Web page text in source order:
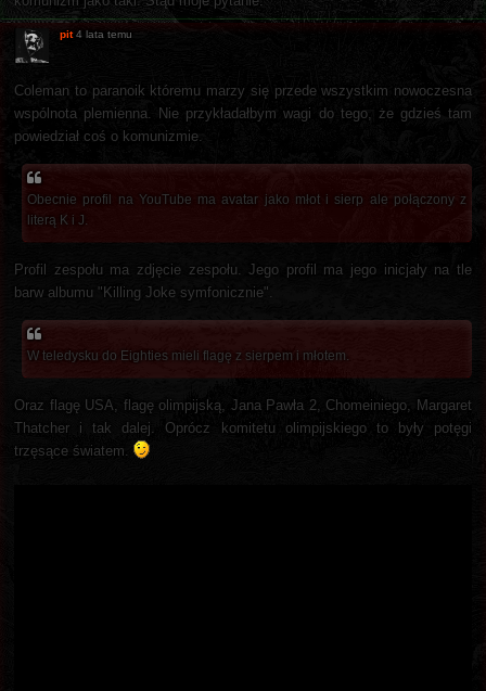
pit 4 lata temu
Coleman to paranoik któremu marzy się przede wszystkim nowoczesna
wspólnota plemienna. Nie przykładałbym wagi do tego, że gdzieś tam
powiedział coś o komunizmie.
Obecnie profil na YouTube ma avatar jako młot i sierp ale połączony z
literą K i J.
Profil zespołu ma zdjęcie zespołu. Jego profil ma jego inicjały na tle
barw albumu "Killing Joke symfonicznie".
W teledysku do Eighties mieli flagę z sierpem i młotem.
Oraz flagę USA, flagę olimpijską, Jana Pawła 2, Chomeiniego, Margaret
Thatcher i tak dalej. Oprócz komitetu olimpijskiego to były potęgi
trzęsące światem.